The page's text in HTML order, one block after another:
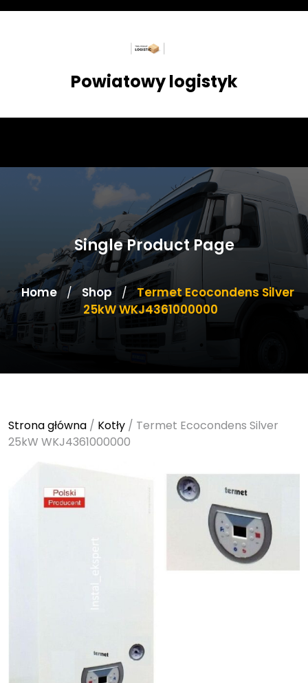
Skip
Powiatowy logistyk
Single Product Page
Home / Shop / Termet Ecocondens Silver
25kW WKJ4361000000
Strona główna / Kotły / Termet Ecocondens Silver
25kW WKJ4361000000